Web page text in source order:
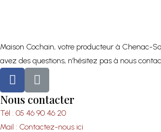
Maison Cochain, votre producteur à Chenac-
avez des questions, n’hésitez pas à nous
Nous contacter
Tél : 05 46 90 46 20
Mail : Contactez-nous ici